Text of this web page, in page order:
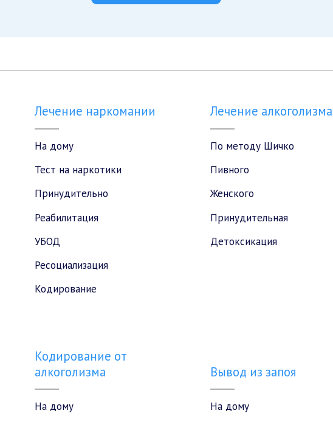
Лечение наркомании
На дому
Тест на наркотики
Принудительно
Реабилитация
УБОД
Ресоциализация
Кодирование
Кодирование от
алкоголизма
На дому
Лечение алкоголизма
По методу Шичко
Пивного
Женского
Принудительная
Детоксикация
Вывод из запоя
На дому